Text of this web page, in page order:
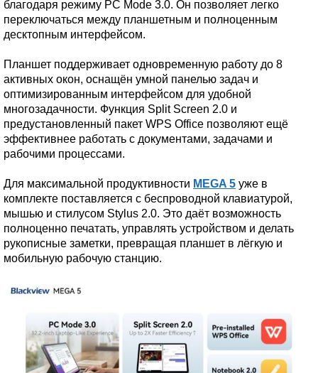
благодаря режиму PC Mode 3.0. Он позволяет легко
переключаться между планшетным и полноценным
десктопным интерфейсом.
Планшет поддерживает одновременную работу до 8
активных окон, оснащён умной панелью задач и
оптимизированным интерфейсом для удобной
многозадачности. Функция Split Screen 2.0 и
предустановленный пакет WPS Office позволяют ещё
эффективнее работать с документами, задачами и
рабочими процессами.
Для максимальной продуктивности MEGA 5 уже в
комплекте поставляется с беспроводной клавиатурой,
мышью и стилусом Stylus 2.0. Это даёт возможность
полноценно печатать, управлять устройством и делать
рукописные заметки, превращая планшет в лёгкую и
мобильную рабочую станцию.